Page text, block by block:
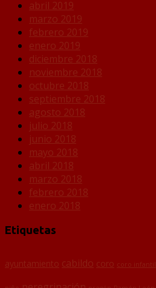
abril 2019
marzo 2019
febrero 2019
enero 2019
diciembre 2018
noviembre 2018
octubre 2018
septiembre 2018
agosto 2018
julio 2018
junio 2018
mayo 2018
abril 2018
marzo 2018
febrero 2018
enero 2018
Etiquetas
ayuntamiento cabildo coro coro infantil